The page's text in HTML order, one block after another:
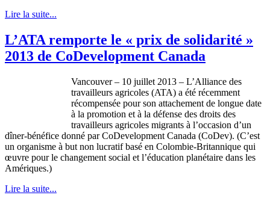
Lire la suite...
L’ATA remporte le « prix de solidarité »
2013 de CoDevelopment Canada
Vancouver – 10 juillet 2013 – L’Alliance des
travailleurs agricoles (ATA) a été récemment
récompensée pour son attachement de longue date
à la promotion et à la défense des droits des
travailleurs agricoles migrants à l’occasion d’un
dîner-bénéfice donné parCoDevelopment Canada (CoDev). (C’est
un organisme à but non lucratif basé en Colombie-Britannique qui
œuvre pour le changement social et l’éducation planétaire dans les
Amériques.)
Lire la suite...